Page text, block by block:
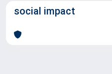
social impact